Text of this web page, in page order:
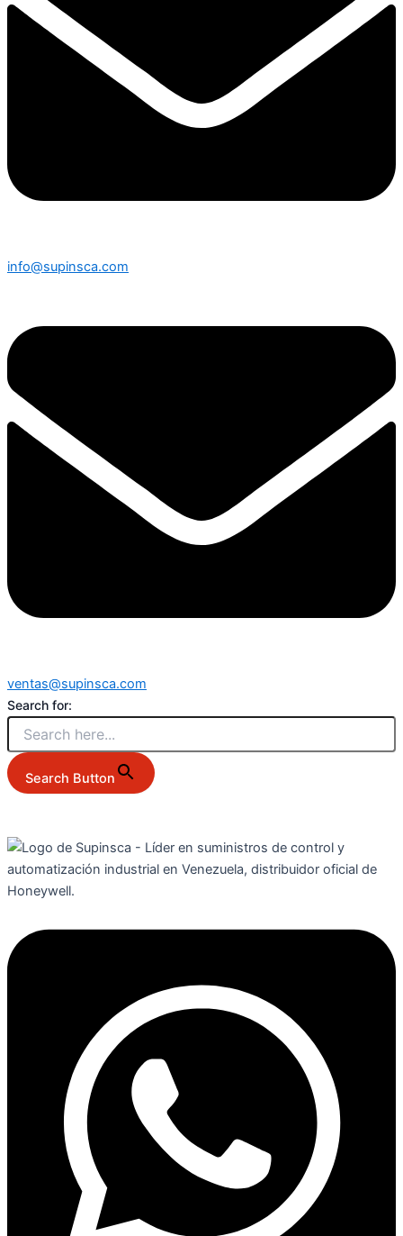
info@supinsca.com
ventas@supinsca.com
Search for:
Search Button